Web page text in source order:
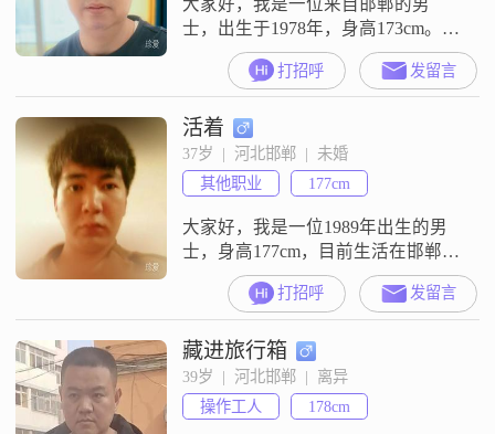
大家好，我是一位来自邯郸的男
士，出生于1978年，身高173cm。我
在一家不错的公司工作，月收入在
20001到50000元之间。我拥有大学
本科学历，自认为是一个稳重可靠
的人，生活中也喜欢用幽默来调节
气氛，让周围的人感到轻松愉快。
我认为自己最大的特点是责任感
强，无论是对家庭还是对工作，我
都会尽心尽力去做好每一件事。在
家庭
打招呼 发留言
活着
37岁  |  河北邯郸  |  未婚
其他职业
177cm
大家好，我是一位1989年出生的男
士，身高177cm，目前生活在邯郸
##3002##我的学历是中专，现在的
工作月收入在3000元以下##3002##
虽然我的收入不是很高，但我一直
秉持着独立自主的生活态度，相信
通过自己的努力可以过上更好的生
活##3002##性格方面，我比较理性
冷静，在面对问题和困难时能够保
打招呼 发留言
藏进旅行箱
39岁  |  河北邯郸  |  离异
操作工人
178cm